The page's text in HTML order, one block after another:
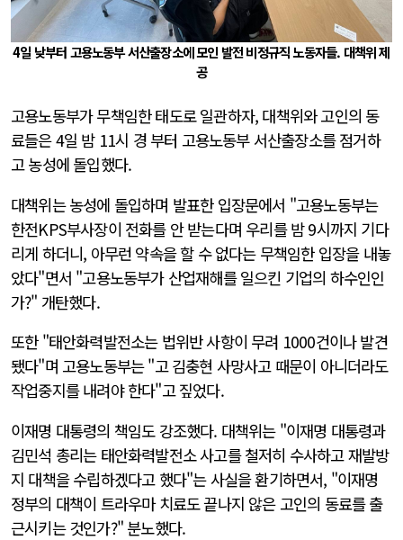
4일 낮부터 고용노동부 서산출장소에 모인 발전 비정규직 노동자들. 대책위 제
공
고용노동부가 무책임한 태도로 일관하자, 대책위와 고인의 동
료들은 4일 밤 11시 경 부터 고용노동부 서산출장소를 점거하
고 농성에 돌입했다.
대책위는 농성에 돌입하며 발표한 입장문에서 "고용노동부는
한전KPS부사장이 전화를 안 받는다며 우리를 밤 9시까지 기다
리게 하더니, 아무런 약속을 할 수 없다는 무책임한 입장을 내놓
았다"면서 "고용노동부가 산업재해를 일으킨 기업의 하수인인
가?" 개탄했다.
또한 "태안화력발전소는 법위반 사항이 무려 1000건이나 발견
됐다"며 고용노동부는 "고 김충현 사망사고 때문이 아니더라도
작업중지를 내려야 한다"고 짚었다.
이재명 대통령의 책임도 강조했다. 대책위는 "이재명 대통령과
김민석 총리는 태안화력발전소 사고를 철저히 수사하고 재발방
지 대책을 수립하겠다고 했다"는 사실을 환기하면서, "이재명
정부의 대책이 트라우마 치료도 끝나지 않은 고인의 동료를 출
근시키는 것인가?" 분노했다.